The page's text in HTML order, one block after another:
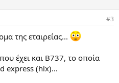
#3
της εταιρείας...
έχει και Β737, το οποία
express (hlx)...